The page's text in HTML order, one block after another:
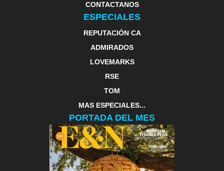
CONTACTANOS
ESPECIALES
REPUTACIÓN CA
ADMIRADOS
LOVEMARKS
RSE
TOM
MAS ESPECIALES...
PORTADA DEL MES